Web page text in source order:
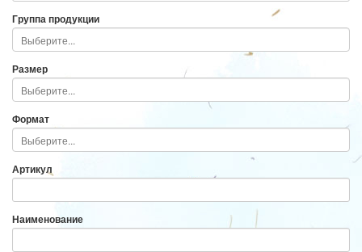
Группа продукции
Размер
Формат
Артикул
Наименование